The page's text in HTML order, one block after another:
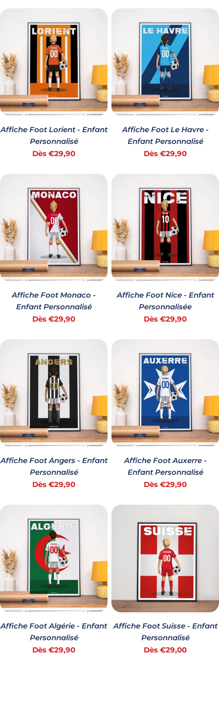
Affiche Foot Lorient - Enfant
Personnalisé
Prix
Dès €29,90
Affiche Foot Le Havre -
Enfant Personnalisé
Prix
Dès €29,90
Affiche Foot Monaco -
Enfant Personnalisé
Prix
Dès €29,90
Affiche Foot Nice - Enfant
Personnalisée
Prix
Dès €29,90
Affiche Foot Angers - Enfant
Personnalisé
Prix
Dès €29,90
Affiche Foot Auxerre -
Enfant Personnalisé
Prix
habituel
Dès €29,90
Affiche Foot Algérie - Enfant
Personnalisé
Prix
Dès €29,90
Affiche Foot Suisse - Enfant
Personnalisé
Prix
Dès €29,00